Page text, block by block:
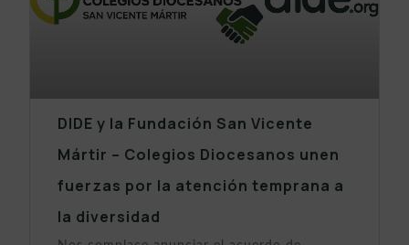
DIDE y la Fundación San Vicente
Mártir – Colegios Diocesanos unen
fuerzas por la atención temprana a
la diversidad